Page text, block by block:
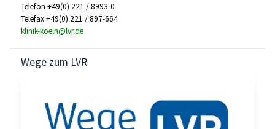
Telefon +49(0) 221 / 8993-0
Telefax +49(0) 221 / 897-664
klinik-koeln@lvr.de
Wege zum LVR